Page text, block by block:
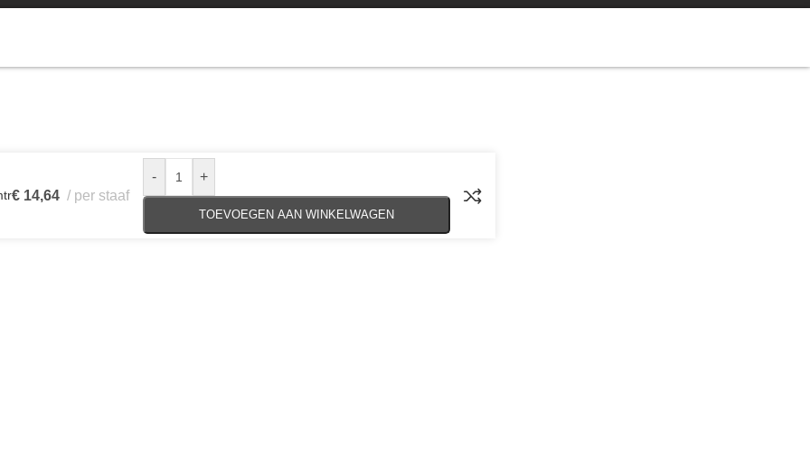
€ 14,64 per staaf
- +
TOEVOEGEN AAN WINKELWAGEN